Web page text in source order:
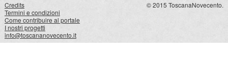
Credits
Termini e condizioni
Come contribuire al portale
I nostri progetti
info@toscananovecento.it
© 2015 ToscanaNovecento.